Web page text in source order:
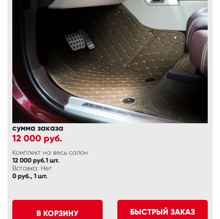
сумма заказа
12 000 руб.
Комплект на весь салон
12 000 руб.1 шт.
Вставка: Нет
0 руб., 1 шт.
В КОРЗИНУ БЫСТРЫЙ ЗАКАЗ